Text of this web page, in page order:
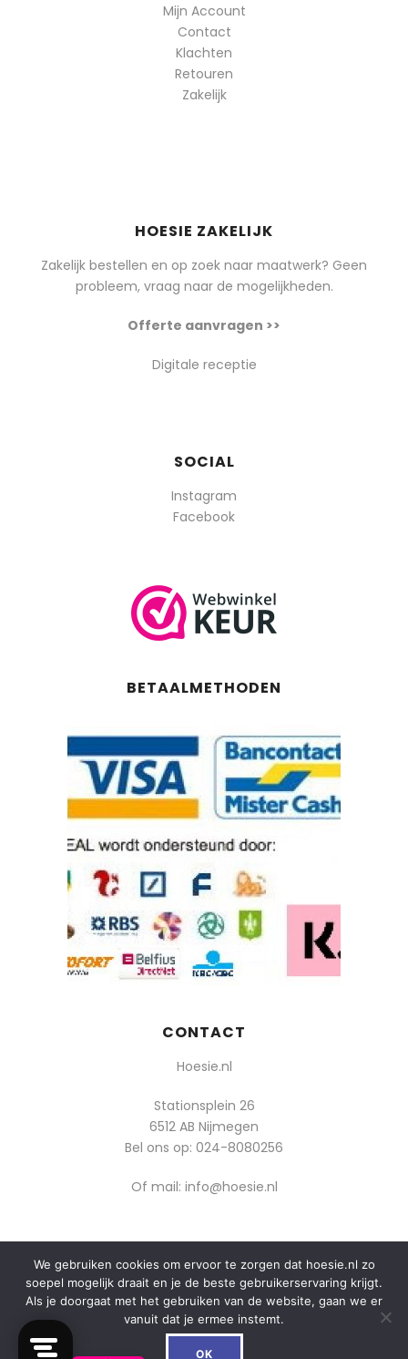
Mijn Account
Contact
Klachten
Retouren
Zakelijk
HOESIE ZAKELIJK
Zakelijk bestellen en op zoek naar maatwerk? Geen
probleem, vraag naar de mogelijkheden.
Offerte aanvragen >>
Digitale receptie
SOCIAL
Instagram
Facebook
BETAALMETHODEN
CONTACT
Hoesie.nl
Stationsplein 26
6512 AB Nijmegen
Bel ons op: 024-8080256
Of mail: info@hoesie.nl
© 2014-2025 Boozt - Hoesie.nl. All rights reserved.
algemene voorwaarden
privacy
De waardering van hoesie.nl bij
We gebruiken cookies om ervoor te zorgen dat hoesie.nl zo
soepel mogelijk draait en je de beste gebruikerservaring krijgt.
Als je doorgaat met het gebruiken van de website, gaan we er
vanuit dat je ermee instemt.
OK